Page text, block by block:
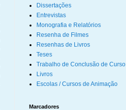
Dissertações
Entrevistas
Monografia e Relatórios
Resenha de Filmes
Resenhas de Livros
Teses
Trabalho de Conclusão de Curso
Livros
Escolas / Cursos de Animação
Marcadores